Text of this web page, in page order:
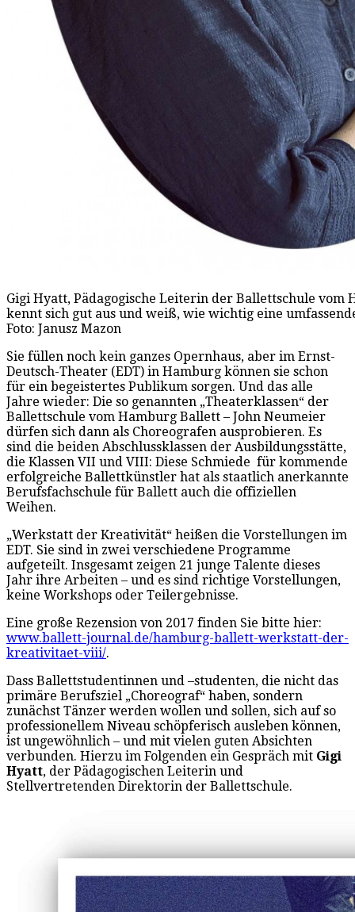
Gigi Hyatt, Pädagogische Leiterin der Ballettschule vom
kennt sich gut aus und weiß, wie wichtig eine
Foto: Janusz Mazon
Sie füllen noch kein ganzes Opernhaus, aber im Ernst-
Deutsch-Theater (EDT) in Hamburg können sie schon
für ein begeistertes Publikum sorgen. Und das alle
Jahre wieder: Die so genannten „Theaterklassen“ der
Ballettschule vom Hamburg Ballett – John Neumeier
dürfen sich dann als Choreografen ausprobieren. Es
sind die beiden Abschlussklassen der Ausbildungsstätte,
die Klassen VII und VIII: Diese Schmiede für kommende
erfolgreiche Ballettkünstler hat als staatlich anerkannte
Berufsfachschule für Ballett auch die offiziellen
Weihen.
„Werkstatt der Kreativität“ heißen die Vorstellungen im
EDT. Sie sind in zwei verschiedene Programme
aufgeteilt. Insgesamt zeigen 21 junge Talente dieses
Jahr ihre Arbeiten – und es sind richtige Vorstellungen,
keine Workshops oder Teilergebnisse.
Eine große Rezension von 2017 finden Sie bitte hier:
www.ballett-journal.de/hamburg-ballett-werkstatt-der-
kreativitaet-viii/.
Dass Ballettstudentinnen und –studenten, die nicht das
primäre Berufsziel „Choreograf“ haben, sondern
zunächst Tänzer werden wollen und sollen, sich auf so
professionellem Niveau schöpferisch ausleben können,
ist ungewöhnlich – und mit vielen guten Absichten
verbunden. Hierzu im Folgenden ein Gespräch mit Gigi
Hyatt, der Pädagogischen Leiterin und
Stellvertretenden Direktorin der Ballettschule.